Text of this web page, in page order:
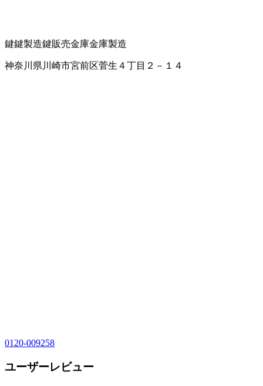
鍵鍵製造鍵販売金庫金庫製造
神奈川県川崎市宮前区菅生４丁目２－１４
0120-009258
ユーザーレビュー